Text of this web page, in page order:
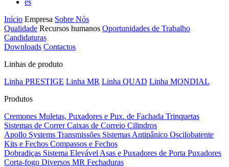
es
Início Empresa Sobre Nós
Qualidade Recursos humanos Oportunidades de Trabalho
Candidaturas
Downloads Contactos
Linhas de produto
Linha PRESTIGE Linha MR Linha QUAD Linha MONDIAL
Produtos
Cremones Muletas, Puxadores e Pux. de Fachada Trinquetas
Sistemas de CorrerCaixas de Correio Cilindros
Apollo Systems Transmissões Sistemas Antipânico Oscilobatente
Kits e Fechos Compassos e Fechos
Dobradiças Sistema Elevável Asas e Puxadores de Porta Puxadores
Corta-fogo Diversos MR Fechaduras